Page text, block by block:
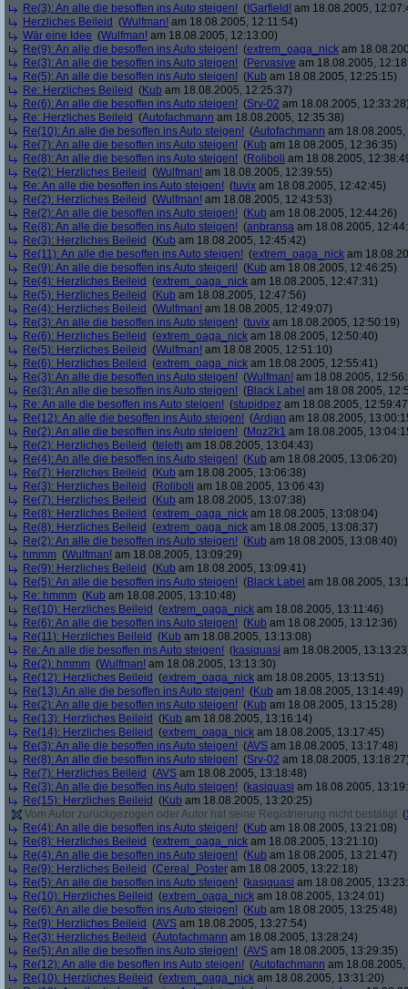
Re(3): An alle die besoffen ins Auto steigen! (!Garfield! am 18.08.2005,
Herzliches Beileid (Wulfman! am 18.08.2005, 12:11:54)
Wär eine Idee (Wulfman! am 18.08.2005, 12:13:00)
Re(9): An alle die besoffen ins Auto steigen! (extrem_oaga_nick am
Re(3): An alle die besoffen ins Auto steigen! (Pervasive am 18.08.2005,
Re(5): An alle die besoffen ins Auto steigen! (Kub am 18.08.2005, 12:25:15)
Re: Herzliches Beileid (Kub am 18.08.2005, 12:25:37)
Re(6): An alle die besoffen ins Auto steigen! (Srv-02 am 18.08.2005,
Re: Herzliches Beileid (Autofachmann am 18.08.2005, 12:35:38)
Re(10): An alle die besoffen ins Auto steigen! (Autofachmann am
Re(7): An alle die besoffen ins Auto steigen! (Kub am 18.08.2005, 12:36:35)
Re(8): An alle die besoffen ins Auto steigen! (Roliboli am 18.08.2005,
Re(2): Herzliches Beileid (Wulfman! am 18.08.2005, 12:39:55)
Re: An alle die besoffen ins Auto steigen! (tuvix am 18.08.2005, 12:42:45)
Re(2): Herzliches Beileid (Wulfman! am 18.08.2005, 12:43:53)
Re(2): An alle die besoffen ins Auto steigen! (Kub am 18.08.2005, 12:44:26)
Re(8): An alle die besoffen ins Auto steigen! (anbransa am 18.08.2005,
Re(3): Herzliches Beileid (Kub am 18.08.2005, 12:45:42)
Re(11): An alle die besoffen ins Auto steigen! (extrem_oaga_nick am
Re(9): An alle die besoffen ins Auto steigen! (Kub am 18.08.2005, 12:46:25)
Re(4): Herzliches Beileid (extrem_oaga_nick am 18.08.2005, 12:47:31)
Re(5): Herzliches Beileid (Kub am 18.08.2005, 12:47:56)
Re(4): Herzliches Beileid (Wulfman! am 18.08.2005, 12:49:07)
Re(3): An alle die besoffen ins Auto steigen! (tuvix am 18.08.2005, 12:50:19)
Re(6): Herzliches Beileid (extrem_oaga_nick am 18.08.2005, 12:50:40)
Re(5): Herzliches Beileid (Wulfman! am 18.08.2005, 12:51:10)
Re(6): Herzliches Beileid (extrem_oaga_nick am 18.08.2005, 12:55:41)
Re(3): An alle die besoffen ins Auto steigen! (Wulfman! am 18.08.2005,
Re(3): An alle die besoffen ins Auto steigen! (Black Label am 18.08.2005,
Re: An alle die besoffen ins Auto steigen! (stupidpez am 18.08.2005,
Re(12): An alle die besoffen ins Auto steigen! (Ardjan am 18.08.2005,
Re(2): An alle die besoffen ins Auto steigen! (Moz2k1 am 18.08.2005,
Re(2): Herzliches Beileid (teleth am 18.08.2005, 13:04:43)
Re(4): An alle die besoffen ins Auto steigen! (Kub am 18.08.2005, 13:06:20)
Re(7): Herzliches Beileid (Kub am 18.08.2005, 13:06:38)
Re(3): Herzliches Beileid (Roliboli am 18.08.2005, 13:06:43)
Re(7): Herzliches Beileid (Kub am 18.08.2005, 13:07:38)
Re(8): Herzliches Beileid (extrem_oaga_nick am 18.08.2005, 13:08:04)
Re(8): Herzliches Beileid (extrem_oaga_nick am 18.08.2005, 13:08:37)
Re(2): An alle die besoffen ins Auto steigen! (Kub am 18.08.2005, 13:08:40)
hmmm (Wulfman! am 18.08.2005, 13:09:29)
Re(9): Herzliches Beileid (Kub am 18.08.2005, 13:09:41)
Re(5): An alle die besoffen ins Auto steigen! (Black Label am 18.08.2005,
Re: hmmm (Kub am 18.08.2005, 13:10:48)
Re(10): Herzliches Beileid (extrem_oaga_nick am 18.08.2005, 13:11:46)
Re(6): An alle die besoffen ins Auto steigen! (Kub am 18.08.2005, 13:12:36)
Re(11): Herzliches Beileid (Kub am 18.08.2005, 13:13:08)
Re: An alle die besoffen ins Auto steigen! (kasiquasi am 18.08.2005,
Re(2): hmmm (Wulfman! am 18.08.2005, 13:13:30)
Re(12): Herzliches Beileid (extrem_oaga_nick am 18.08.2005, 13:13:51)
Re(13): An alle die besoffen ins Auto steigen! (Kub am 18.08.2005, 13:14:49)
Re(2): An alle die besoffen ins Auto steigen! (Kub am 18.08.2005, 13:15:28)
Re(13): Herzliches Beileid (Kub am 18.08.2005, 13:16:14)
Re(14): Herzliches Beileid (extrem_oaga_nick am 18.08.2005, 13:17:45)
Re(3): An alle die besoffen ins Auto steigen! (AVS am 18.08.2005, 13:17:48)
Re(8): An alle die besoffen ins Auto steigen! (Srv-02 am 18.08.2005,
Re(7): Herzliches Beileid (AVS am 18.08.2005, 13:18:48)
Re(3): An alle die besoffen ins Auto steigen! (kasiquasi am 18.08.2005,
Re(15): Herzliches Beileid (Kub am 18.08.2005, 13:20:25)
Vom Autor zurückgezogen oder Autor hat seine Registrierung nicht bestätigt (
Re(4): An alle die besoffen ins Auto steigen! (Kub am 18.08.2005, 13:21:08)
Re(8): Herzliches Beileid (extrem_oaga_nick am 18.08.2005, 13:21:10)
Re(4): An alle die besoffen ins Auto steigen! (Kub am 18.08.2005, 13:21:47)
Re(9): Herzliches Beileid (Cereal_Poster am 18.08.2005, 13:22:18)
Re(5): An alle die besoffen ins Auto steigen! (kasiquasi am 18.08.2005,
Re(10): Herzliches Beileid (extrem_oaga_nick am 18.08.2005, 13:24:01)
Re(6): An alle die besoffen ins Auto steigen! (Kub am 18.08.2005, 13:25:48)
Re(9): Herzliches Beileid (AVS am 18.08.2005, 13:27:54)
Re(3): Herzliches Beileid (Autofachmann am 18.08.2005, 13:28:24)
Re(5): An alle die besoffen ins Auto steigen! (AVS am 18.08.2005, 13:29:35)
Re(12): An alle die besoffen ins Auto steigen! (Autofachmann am
Re(10): Herzliches Beileid (extrem_oaga_nick am 18.08.2005, 13:31:20)